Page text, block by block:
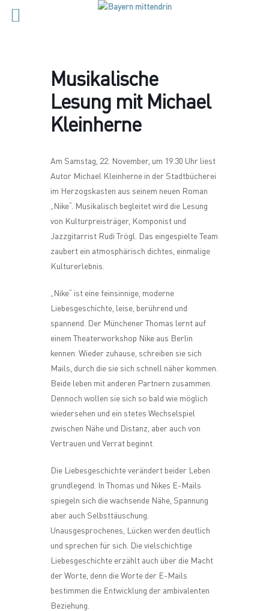
Musikalische
Lesung mit Michael
Kleinherne
Am Samstag, 22. November, um 19.30 Uhr liest
Autor Michael Kleinherne in der Stadtbücherei
im Herzogskasten aus seinem neuen Roman
„Nike“. Musikalisch begleitet wird die Lesung
von Kulturpreisträger, Komponist und
Jazzgitarrist Rudi Trögl. Das eingespielte Team
zaubert ein atmosphärisch dichtes, einmalige
Kulturerlebnis.
„Nike“ ist eine feinsinnige, moderne
Liebesgeschichte, leise, berührend und
spannend. Der Münchener Thomas lernt auf
einem Theaterworkshop Nike aus Berlin
kennen. Wieder zuhause, schreiben sie sich
Mails, durch die sie sich schnell näher kommen.
Beide leben mit anderen Partnern zusammen.
Dennoch wollen sie sich so bald wie möglich
wiedersehen und ein stetes Wechselspiel
zwischen Nähe und Distanz, aber auch von
Vertrauen und Verrat beginnt.
Die Liebesgeschichte verändert beider Leben
grundlegend. In Thomas und Nikes E-Mails
spiegeln sich die wachsende Nähe, Spannung
aber auch Selbsttäuschung.
Unausgesprochenes, Lücken werden deutlich
und sprechen für sich. Die vielschichtige
Liebesgeschichte erzählt auch über die Macht
der Worte, denn die Worte der E-Mails
bestimmen die Entwicklung der ambivalenten
Beziehung.